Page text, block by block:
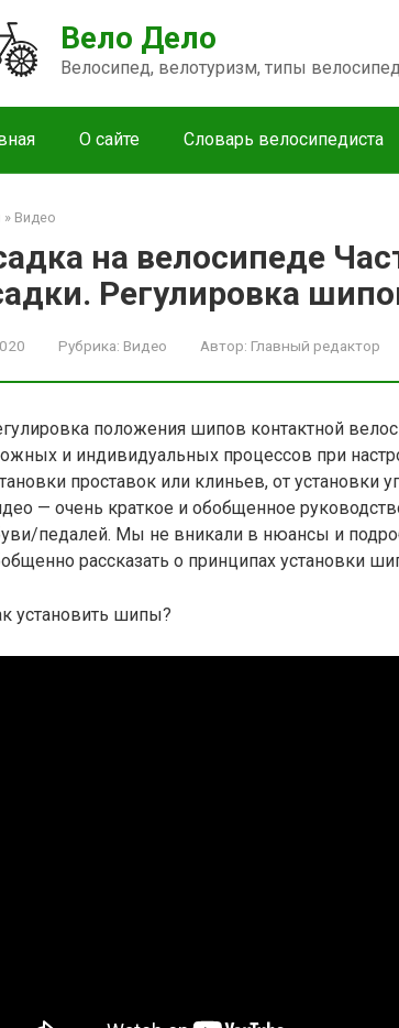
Вело Дело
Велосипед, велотуризм, типы
О сайте Словарь велосипедиста
» Видео
на велосипеде
Регулировка
Рубрика: Видео Автор: Главный редактор
положения шипов контактной
и индивидуальных процессов при
проставок или клиньев, от установки
— очень краткое и обобщенное
педалей. Мы не вникали в нюансы и
рассказать о принципах установки
установить шипы?